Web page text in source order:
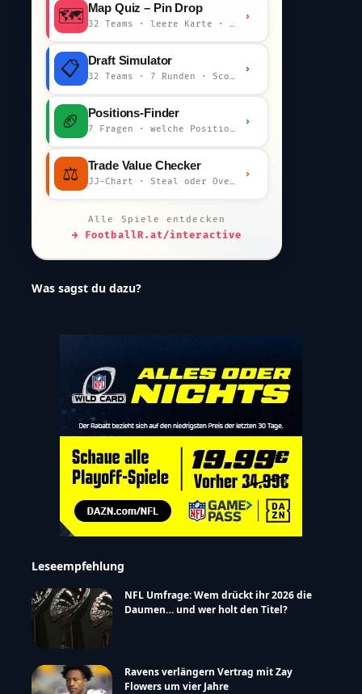
🗺️ Map Quiz – Pin Drop
32 Teams · leere Karte · km-Wertung
›
📋 Draft Simulator
32 Teams · 7 Runden · Scout-Kommentar
›
🏈 Positions-Finder
7 Fragen · welche Position bist du?
›
⚖️ Trade Value Checker
JJ-Chart · Steal oder Overpay?
›
Alle Spiele entdecken
→ FootballR.at/interactive
Was sagst du dazu?
Leseempfehlung
NFL Umfrage: Wem drückt ihr 2026 die
Daumen… und wer holt den Titel?
Ravens verlängern Vertrag mit Zay
Flowers um vier Jahre